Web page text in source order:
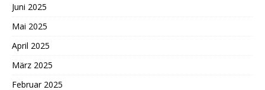
Juni 2025
Mai 2025
April 2025
März 2025
Februar 2025